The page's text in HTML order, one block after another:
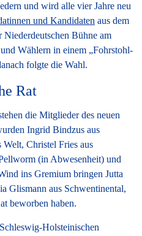
und wird alle vier Jahre neu
und Kandidaten aus dem
Niederdeutschen Bühne am
Wählern in einem „Fohrstohl-
folgte die Wahl.
Rat
die Mitglieder des neuen
Ingrid Bindzus aus
Christel Fries aus
(in Abwesenheit) und
ins Gremium bringen Jutta
Glismann aus Schwentinental,
beworben haben.
Holsteinischen